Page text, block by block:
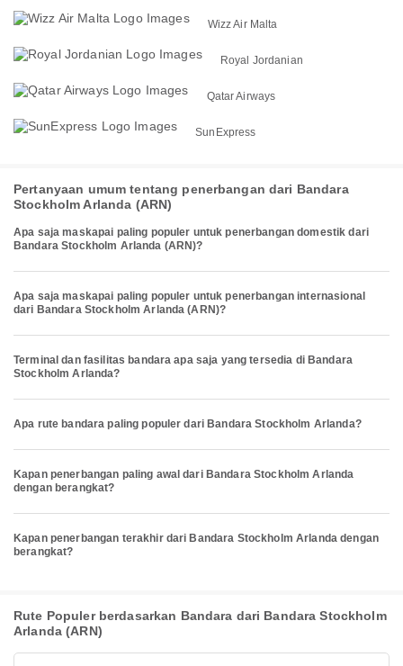
Wizz Air Malta
Royal Jordanian
Qatar Airways
SunExpress
Pertanyaan umum tentang penerbangan dari Bandara
Stockholm Arlanda (ARN)
Apa saja maskapai paling populer untuk penerbangan domestik dari
Bandara Stockholm Arlanda (ARN)?
Apa saja maskapai paling populer untuk penerbangan internasional
dari Bandara Stockholm Arlanda (ARN)?
Terminal dan fasilitas bandara apa saja yang tersedia di Bandara
Stockholm Arlanda?
Apa rute bandara paling populer dari Bandara Stockholm Arlanda?
Kapan penerbangan paling awal dari Bandara Stockholm Arlanda
dengan berangkat?
Kapan penerbangan terakhir dari Bandara Stockholm Arlanda dengan
berangkat?
Rute Populer berdasarkan Bandara dari Bandara Stockholm
Arlanda (ARN)